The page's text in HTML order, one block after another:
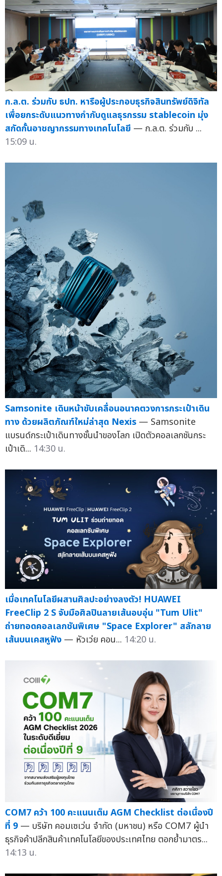
ก.ล.ต. ร่วมกับ ธปท. หารือผู้ประกอบธุรกิจสินทรัพย์ดิจิทัล
เพื่อยกระดับแนวทางกำกับดูแลธุรกรรม stablecoin มุ่ง
สกัดกั้นอาชญากรรมทางเทคโนโลยี — ก.ล.ต. ร่วมกับ ...
15:09 น.
Samsonite เดินหน้าขับเคลื่อนอนาคตวงการกระเป๋าเดิน
ทาง ด้วยผลิตภัณฑ์ใหม่ล่าสุด Nexis — Samsonite
แบรนด์กระเป๋าเดินทางชั้นนำของโลก เปิดตัวคอลเลกชันกระ
เป๋าเดิ... 14:30 น.
เมื่อเทคโนโลยีผสานศิลปะอย่างลงตัว! HUAWEI
FreeClip 2 S จับมือศิลปินลายเส้นอบอุ่น "Tum Ulit"
ถ่ายทอดคอลเลกชันพิเศษ "Space Explorer" สลักลาย
เส้นบนเคสหูฟัง — หัวเว่ย คอน... 14:20 น.
COM7 คว้า 100 คะแนนเต็ม AGM Checklist ต่อเนื่องปี
ที่ 9 — บริษัท คอมเซเว่น จำกัด (มหาชน) หรือ COM7 ผู้นำ
ธุรกิจค้าปลีกสินค้าเทคโนโลยีของประเทศไทย ตอกย้ำมาตร...
14:13 น.